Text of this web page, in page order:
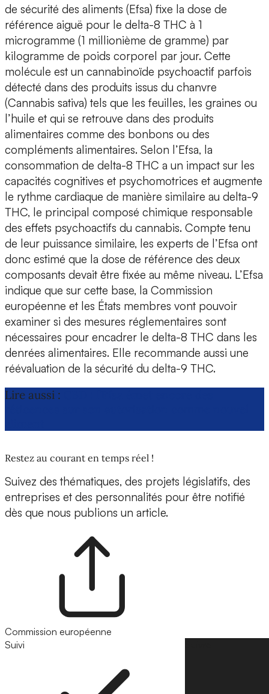
de sécurité des aliments (Efsa) fixe la dose de
référence aiguë pour le delta-8 THC à 1
microgramme (1 millionième de gramme) par
kilogramme de poids corporel par jour. Cette
molécule est un cannabinoïde psychoactif parfois
détecté dans des produits issus du chanvre
(Cannabis sativa) tels que les feuilles, les graines ou
l’huile et qui se retrouve dans des produits
alimentaires comme des bonbons ou des
compléments alimentaires. Selon l’Efsa, la
consommation de delta-8 THC a un impact sur les
capacités cognitives et psychomotrices et augmente
le rythme cardiaque de manière similaire au delta-9
THC, le principal composé chimique responsable
des effets psychoactifs du cannabis. Compte tenu
de leur puissance similaire, les experts de l’Efsa ont
donc estimé que la dose de référence des deux
composants devait être fixée au même niveau. L’Efsa
indique que sur cette base, la Commission
européenne et les États membres vont pouvoir
examiner si des mesures réglementaires sont
nécessaires pour encadrer le delta-8 THC dans les
denrées alimentaires. Elle recommande aussi une
réévaluation de la sécurité du delta-9 THC.
Lire aussi :
Restez au courant en temps réel !
Suivez des thématiques, des projets législatifs, des
entreprises et des personnalités pour être notifié
dès que nous publions un article.
Commission européenne
Suivi